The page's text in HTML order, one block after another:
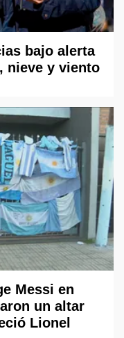
bajo alerta
nieve y viento
Messi en
un altar
Lionel